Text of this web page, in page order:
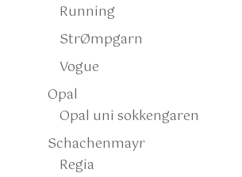
Running
StrØmpgarn
Vogue
Opal
Opal uni sokkengaren
Schachenmayr
Regia